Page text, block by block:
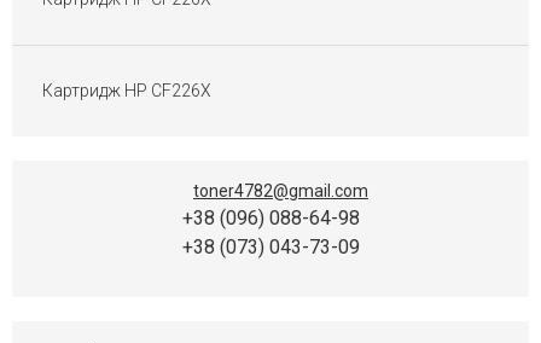
Картридж HP CF226X
toner4782@gmail.com
+38 (096) 088-64-98
+38 (073) 043-73-09